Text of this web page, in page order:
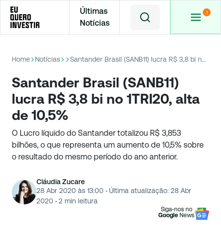
Últimas
Notícias
Home Notícias Santander Brasil (SANB11) lucra R$ 3,8 bi no 1TRI20, alta de 10,5%
Santander Brasil (SANB11)
lucra R$ 3,8 bi no 1TRI20, alta
de 10,5%
O Lucro líquido do Santander totalizou R$ 3,853
bilhões, o que representa um aumento de 10,5% sobre
o resultado do mesmo período do ano anterior.
Cláudia Zucare
28 Abr 2020 às 13:00 · Última atualização: 28 Abr
2020 · 2 min leitura
Siga-nos no
Google News